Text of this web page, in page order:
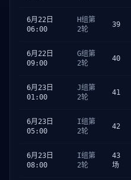
6月22日
06:00
H组第
2轮
39
6月22日
09:00
G组第
2轮
40
6月23日
01:00
J组第
2轮
41
6月23日
05:00
I组第
2轮
42
6月23日
08:00
I组第
2轮
43
场